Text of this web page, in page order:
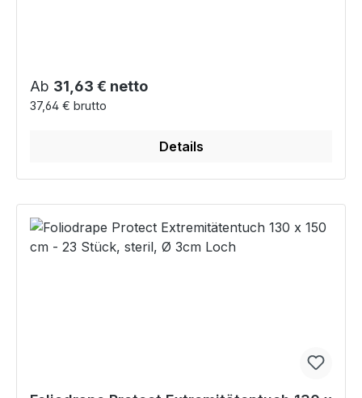
Regulärer Preis:
Ab 31,63 € netto
37,64 € brutto
Details